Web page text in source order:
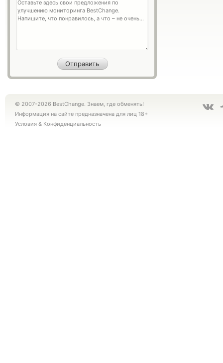
© 2007-2026 BestChange. Знаем, где обменять!
Информация на сайте предназначена для лиц 18+
Условия & Конфиденциальность